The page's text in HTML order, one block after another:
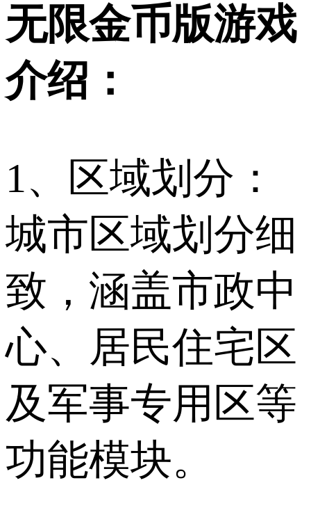
无限金币版游戏
介绍：
1、区域划分：
城市区域划分细
致，涵盖市政中
心、居民住宅区
及军事专用区等
功能模块。